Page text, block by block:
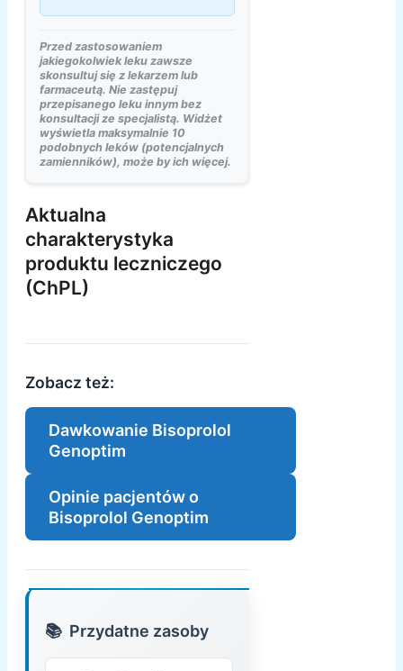
Przed zastosowaniem
jakiegokolwiek leku zawsze
skonsultuj się z lekarzem lub
farmaceutą. Nie zastępuj
przepisanego leku innym bez
konsultacji ze specjalistą. Widżet
wyświetla maksymalnie 10
podobnych leków (potencjalnych
zamienników), może by ich więcej.
Aktualna
charakterystyka
produktu leczniczego
(ChPL)
Zobacz też:
Dawkowanie Bisoprolol
Genoptim
Opinie pacjentów o
Bisoprolol Genoptim
Przydatne zasoby